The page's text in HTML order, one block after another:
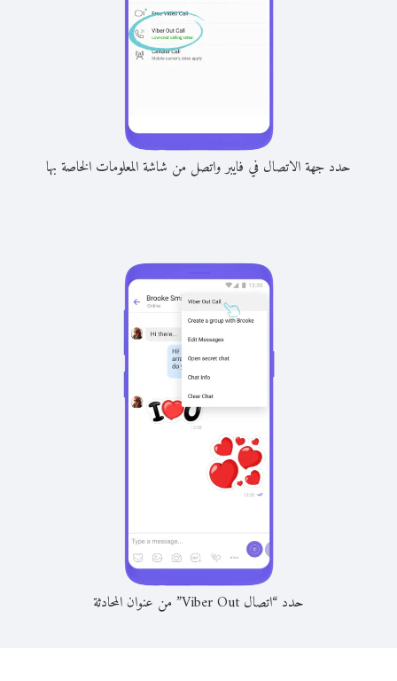
حدد جهة الاتصال في فايبر واتصل من شاشة المعلومات الخاصة بها
حدد “اتصال Viber Out” من عنوان المحادثة